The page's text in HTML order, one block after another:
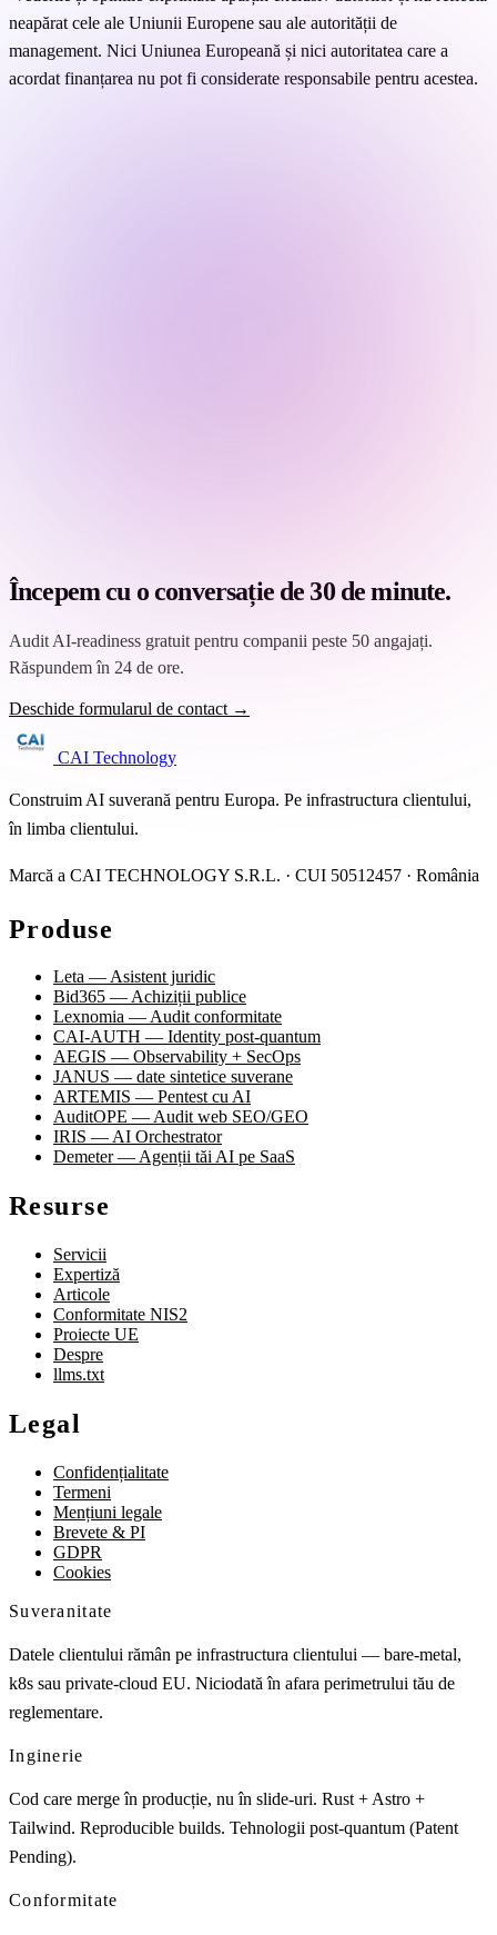
neapărat cele ale Uniunii Europene sau ale autorității de
management. Nici Uniunea Europeană și nici autoritatea care a
acordat finanțarea nu pot fi considerate responsabile pentru acestea.
Începem cu o conversație de 30 de minute.
Audit AI-readiness gratuit pentru companii peste 50 angajați.
Răspundem în 24 de ore.
Deschide formularul de contact →
CAI Technology
Construim AI suverană pentru Europa. Pe infrastructura clientului,
în limba clientului.
Marcă a CAI TECHNOLOGY S.R.L. · CUI 50512457 · România
Produse
Leta — Asistent juridic
Bid365 — Achiziții publice
Lexnomia — Audit conformitate
CAI-AUTH — Identity post-quantum
AEGIS — Observability + SecOps
JANUS — date sintetice suverane
ARTEMIS — Pentest cu AI
AuditOPE — Audit web SEO/GEO
IRIS — AI Orchestrator
Demeter — Agenții tăi AI pe SaaS
Resurse
Servicii
Expertiză
Articole
Conformitate NIS2
Proiecte UE
Despre
llms.txt
Legal
Confidențialitate
Termeni
Mențiuni legale
Brevete & PI
GDPR
Cookies
Suveranitate
Datele clientului rămân pe infrastructura clientului — bare-metal,
k8s sau private-cloud EU. Niciodată în afara perimetrului tău de
reglementare.
Inginerie
Cod care merge în producție, nu în slide-uri. Rust + Astro +
Tailwind. Reproducible builds. Tehnologii post-quantum (Patent
Pending).
Conformitate